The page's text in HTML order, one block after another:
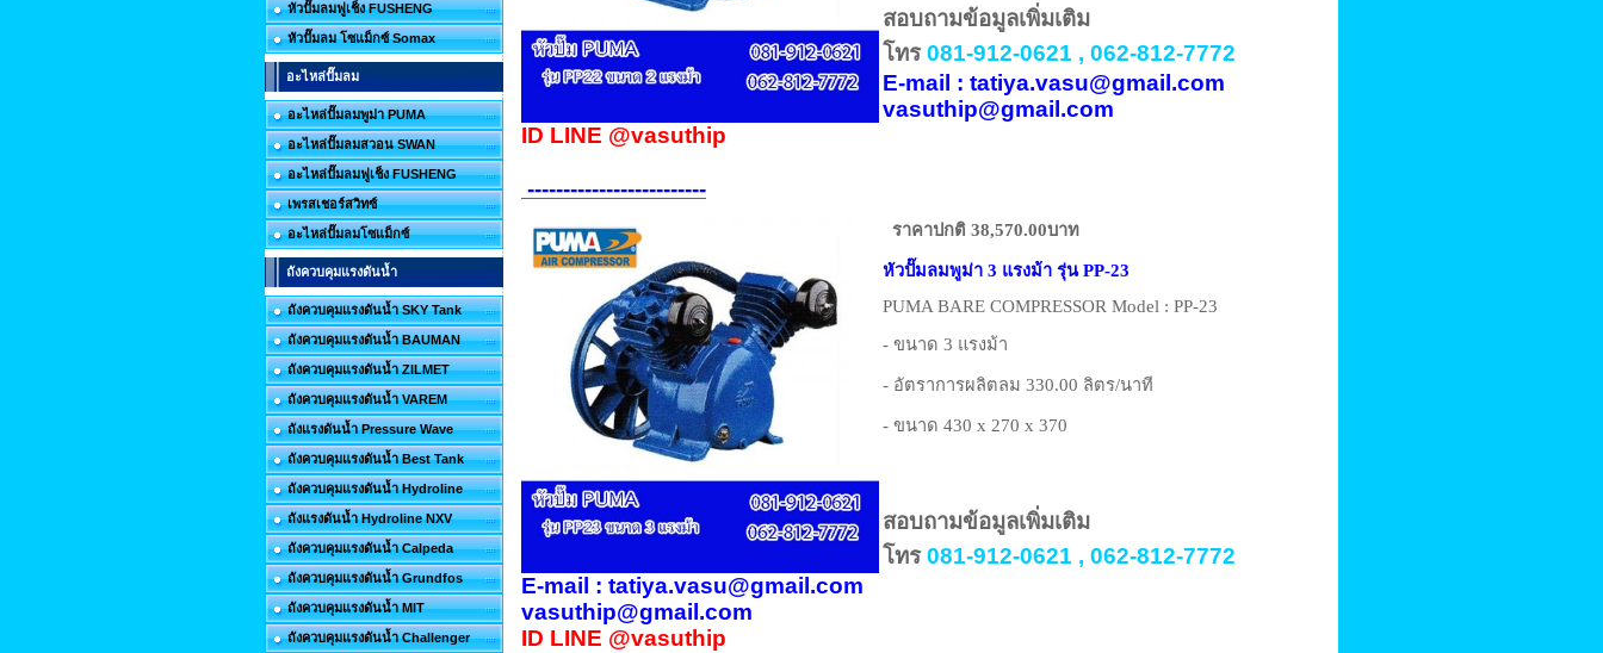
หัวปั๊มลมฟูเช็ง FUSHENG
หัวปั๊มลม โซแม็กซ์ Somax
อะไหล่ปั๊มลม
อะไหล่ปั๊มลมพูม่า PUMA
อะไหล่ปั๊มลมสวอน SWAN
อะไหล่ปั๊มลมฟูเช็ง FUSHENG
เพรสเชอร์สวิทซ์
อะไหล่ปั๊มลมโซแม็กซ์
ถังควบคุมแรงดันน้ำ
ถังควบคุมแรงดันน้ำ SKY Tank
ถังควบคุมแรงดันน้ำ BAUMAN
ถังควบคุมแรงดันน้ำ ZILMET
ถังควบคุมแรงดันน้ำ VAREM
ถังแรงดันน้ำ Pressure Wave
ถังควบคุมแรงดันน้ำ Best Tank
ถังควบคุมแรงดันน้ำ Hydroline
ถังแรงดันน้ำ Hydroline NXV
ถังควบคุมแรงดันน้ำ Calpeda
ถังควบคุมแรงดันน้ำ Grundfos
ถังควบคุมแรงดันน้ำ MIT
ถังควบคุมแรงดันน้ำ Challenger
สอบถามข้อมูลเพิ่มเติม
โทร081-912-0621 , 062-812-7772
E-mail : tatiya.vasu@gmail.com
vasuthip@gmail.com
ID LINE @vasuthip
-------------------------
ราคาปกติ 38,570.00บาท
หัวปั๊มลมพูม่า 3 แรงม้า รุ่น PP-23
PUMA BARE COMPRESSOR Model : PP-23
- ขนาด 3 แรงม้า
- อัตราการผลิตลม 330.00 ลิตร/นาที
- ขนาด 430 x 270 x 370
สอบถามข้อมูลเพิ่มเติม
โทร081-912-0621 , 062-812-7772
E-mail : tatiya.vasu@gmail.com
vasuthip@gmail.com
ID LINE @vasuthip